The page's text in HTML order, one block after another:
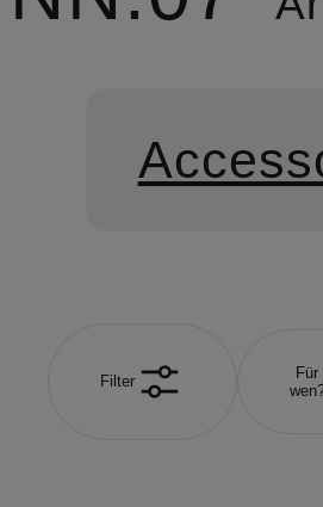
Filter
Für